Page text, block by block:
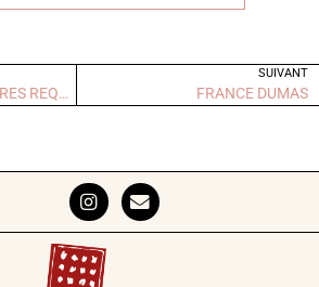
EMMANUELLE GUTIERRES REQUENNE
SUIVANT
FRANCE DUMAS